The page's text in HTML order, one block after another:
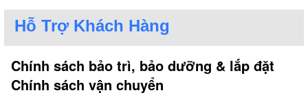
Hỗ Trợ Khách Hàng
Chính sách bảo trì, bảo dưỡng & lắp đặt
Chính sách vận chuyển